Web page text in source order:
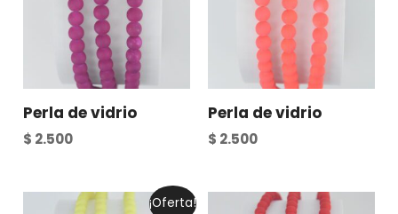
Perla de vidrio
$ 2.500
Perla de vidrio
$ 2.500
¡Oferta!